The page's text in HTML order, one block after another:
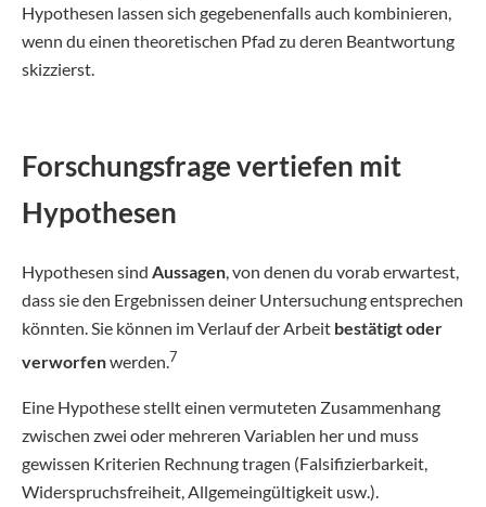
Hypothesen lassen sich gegebenenfalls auch kombinieren,
wenn du einen theoretischen Pfad zu deren Beantwortung
skizzierst.
Forschungsfrage vertiefen mit
Hypothesen
Hypothesen sind Aussagen, von denen du vorab erwartest,
dass sie den Ergebnissen deiner Untersuchung entsprechen
könnten. Sie können im Verlauf der Arbeit bestätigt oder
verworfenwerden.7
Eine Hypothese stellt einen vermuteten Zusammenhang
zwischen zwei oder mehreren Variablen her und muss
gewissen Kriterien Rechnung tragen (Falsifizierbarkeit,
Widerspruchsfreiheit, Allgemeingültigkeit usw.).